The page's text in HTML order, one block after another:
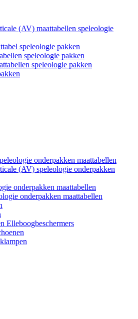
(AV) maattabellen speleologie
speleologie pakken
speleologie pakken
speleologie pakken
onderpakken maattabellen
(AV) speleologie onderpakken
onderpakken maattabellen
onderpakken maattabellen
Elleboogbeschermers